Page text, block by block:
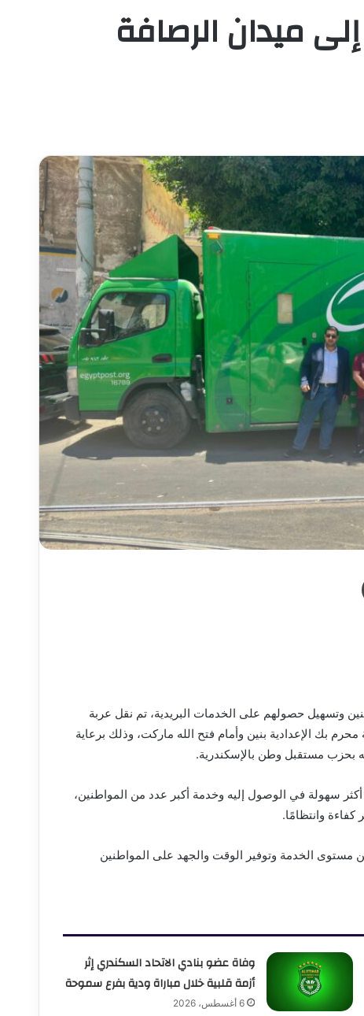
ميدان الرصافة
وتسهيل حصولهم على الخدمات البريدية، تم نقل عربة
بك الإعدادية بنين وأمام فتح الله ماركت، وذلك برعاية
بحزب مستقبل وطن بالإسكندرية.
أكثر سهولة في الوصول إليه وخدمة أكبر عدد من المواطنين،
وانتظامًا.
مستوى الخدمة وتوفير الوقت والجهد على المواطنين
وفاة عضو بنادي الاتحاد السكندري إثر
أزمة قلبية خلال مباراة ودية بفرع سموحة
6 أغسطس، 2026